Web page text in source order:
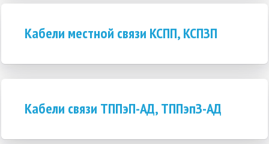
Кабели местной связи КСПП, КСПЗП
Кабели связи ТППэП-АД, ТППэпЗ-АД